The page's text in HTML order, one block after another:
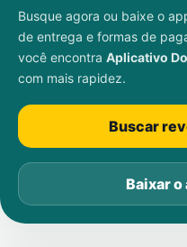
Busque agora ou baixe o
de entrega e formas de
você encontra Aplicativo
com mais rapidez.
Buscar
Baixar